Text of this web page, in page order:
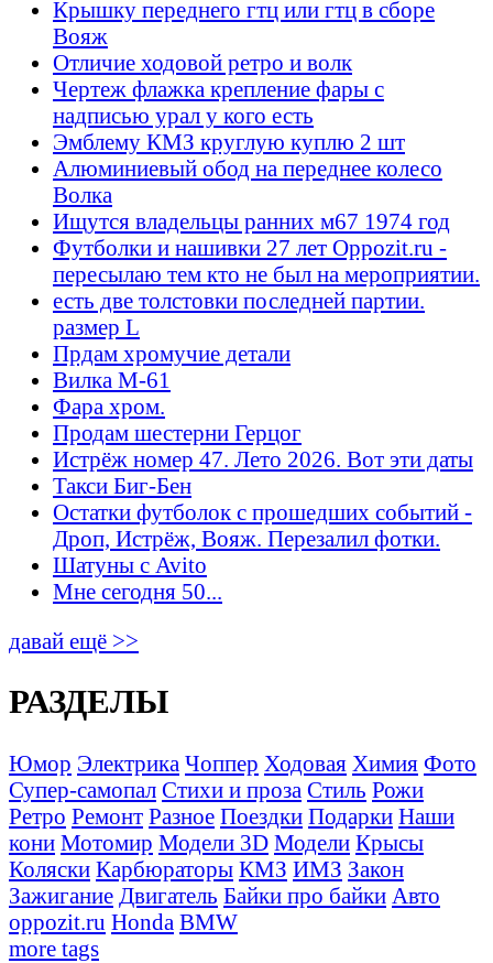
Крышку переднего гтц или гтц в сборе
Вояж
Отличие ходовой ретро и волк
Чертеж флажка крепление фары с
надписью урал у кого есть
Эмблему КМЗ круглую куплю 2 шт
Алюминиевый обод на переднее колесо
Волка
Ищутся владельцы ранних м67 1974 год
Футболки и нашивки 27 лет Oppozit.ru -
пересылаю тем кто не был на мероприятии.
есть две толстовки последней партии.
размер L
Прдам хромучие детали
Вилка М-61
Фара хром.
Продам шестерни Герцог
Истрёж номер 47. Лето 2026. Вот эти даты
Такси Биг-Бен
Остатки футболок с прошедших событий -
Дроп, Истрёж, Вояж. Перезалил фотки.
Шатуны с Avito
Мне сегодня 50...
давай ещё >>
РАЗДЕЛЫ
Юмор Электрика Чоппер Ходовая Химия Фото
Супер-самопал Стихи и проза Стиль Рожи
Ретро Ремонт Разное Поездки Подарки Наши
кони Мотомир Модели 3D Модели Крысы
Коляски Карбюраторы КМЗ ИМЗ Закон
Зажигание Двигатель Байки про байки Авто
oppozit.ru Honda BMW
more tags